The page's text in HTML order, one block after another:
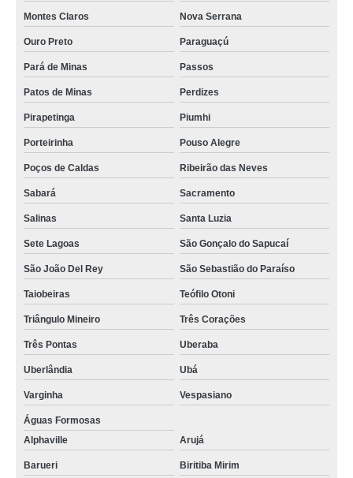
Montes Claros Nova Serrana
Ouro Preto Paraguaçú
Pará de Minas Passos
Patos de Minas Perdizes
Pirapetinga Piumhi
Porteirinha Pouso Alegre
Poços de Caldas Ribeirão das Neves
Sabará Sacramento
Salinas Santa Luzia
Sete Lagoas São Gonçalo do Sapucaí
São João Del Rey São Sebastião do Paraíso
Taiobeiras Teófilo Otoni
Triângulo Mineiro Três Corações
Três Pontas Uberaba
Uberlândia Ubá
Varginha Vespasiano
Águas Formosas
Alphaville
Arujá
Barueri Biritiba Mirim